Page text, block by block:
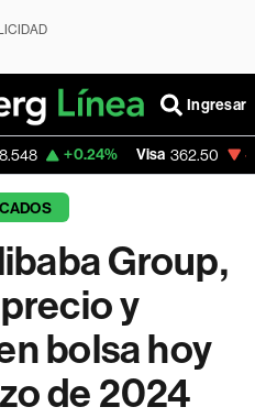
Ingresar
Visa 362.50 -2.15%
Group,
y
bolsa hoy
de 2024